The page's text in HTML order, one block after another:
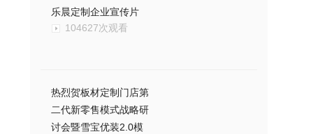
乐晨定制企业宣传片
104627次观看
热烈贺板材定制门店第
二代新零售模式战略研
讨会暨雪宝优装2.0模